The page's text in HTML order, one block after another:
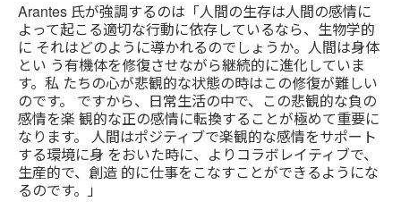
Arantes 氏が強調するのは「人間の生存は人間の感情に
よって起こる適切な行動に依存しているなら、生物学的
に それはどのように導かれるのでしょうか。人間は身体
とい う有機体を修復させながら継続的に進化していま
す。私 たちの心が悲観的な状態の時はこの修復が難しい
のです。 ですから、日常生活の中で、この悲観的な負の
感情を楽 観的な正の感情に転換することが極めて重要に
なります。 人間はポジティブで楽観的な感情をサポート
する環境に身 をおいた時に、よりコラボレイティブで、
生産的で、創造 的に仕事をこなすことができるようにな
るのです。」